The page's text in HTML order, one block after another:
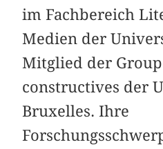
im Fachbereich
Medien der
Mitglied der
constructives der
Bruxelles. Ihre